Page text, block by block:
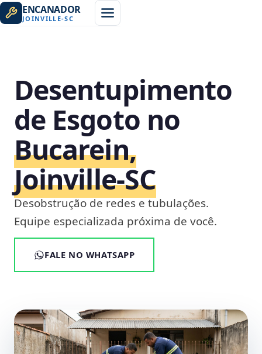
ENCANADOR
JOINVILLE-SC
Desentupimento
de Esgoto no
Bucarein,
Joinville‑SC
Desobstrução de redes e tubulações.
Equipe especializada próxima de você.
FALE NO WHATSAPP